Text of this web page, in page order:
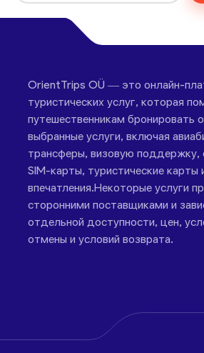
OrientTrips OÜ — это онлайн-
туристических услуг, которая
путешественникам бронировать
выбранные услуги, включая
трансферы, визовую поддержку,
SIM-карты, туристические карты
впечатления.Некоторые услуги
сторонними поставщиками и
отдельной доступности, цен,
отмены и условий возврата.